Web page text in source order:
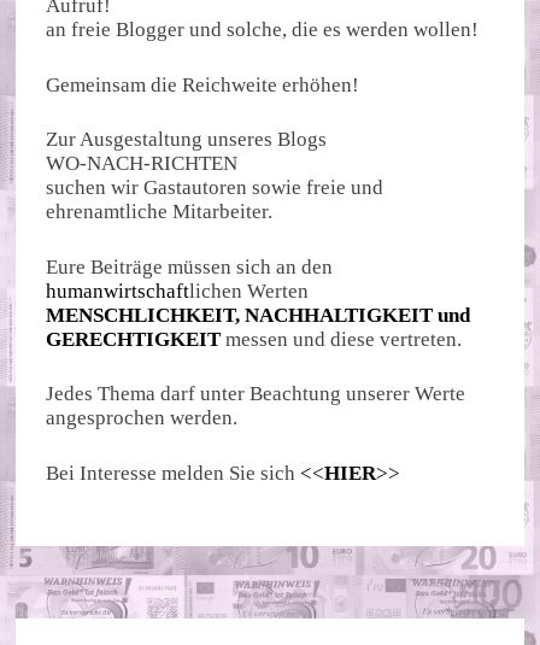
Aufruf!
an freie Blogger und solche, die es werden wollen!
Gemeinsam die Reichweite erhöhen!
Zur Ausgestaltung unseres Blogs
WO-NACH-RICHTEN
suchen wir Gastautoren sowie freie und
ehrenamtliche Mitarbeiter.
Eure Beiträge müssen sich an den
humanwirtschaftlichen Werten
MENSCHLICHKEIT, NACHHALTIGKEIT und
GERECHTIGKEIT messen und diese vertreten.
Jedes Thema darf unter Beachtung unserer Werte
angesprochen werden.
Bei Interesse melden Sie sich <<HIER>>